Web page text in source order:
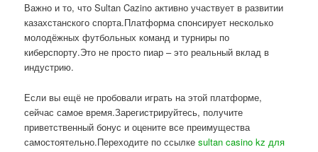
Важно и то, что Sultan Cazino активно участвует в развитии
казахстанского спорта.Платформа спонсирует несколько
молодёжных футбольных команд и турниры по
киберспорту.Это не просто пиар – это реальный вклад в
индустрию.
Если вы ещё не пробовали играть на этой платформе,
сейчас самое время.Зарегистрируйтесь, получите
приветственный бонус и оцените все преимущества
самостоятельно.Переходите по ссылкеsultan casino kz для